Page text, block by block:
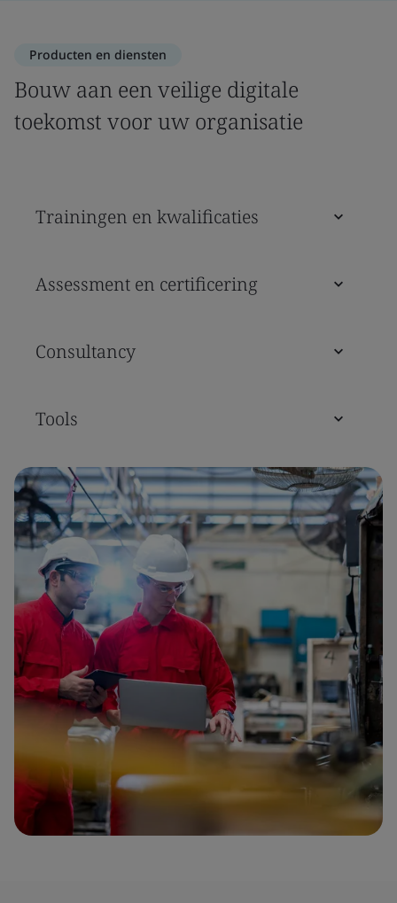
Producten en diensten
Bouw aan een veilige digitale
toekomst voor uw organisatie
Trainingen en kwalificaties
Assessment en certificering
Consultancy
Tools